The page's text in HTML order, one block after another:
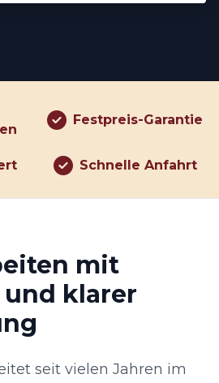
Festpreis-Garantie
Schnelle Anfahrt
mit
klarer
seit vielen Jahren im